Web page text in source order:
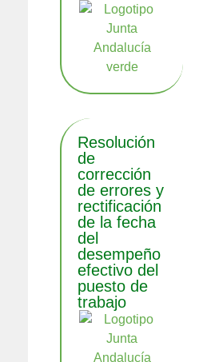
Resolución
de
corrección
de errores y
rectificación
de la fecha
del
desempeño
efectivo del
puesto de
trabajo